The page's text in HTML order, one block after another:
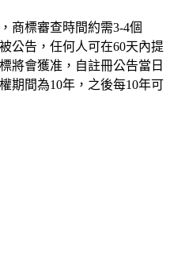
商標審查時間約需3-4個
公告，任何人可在60天內提
將會獲准，自註冊公告當日
期間為10年，之後每10年可